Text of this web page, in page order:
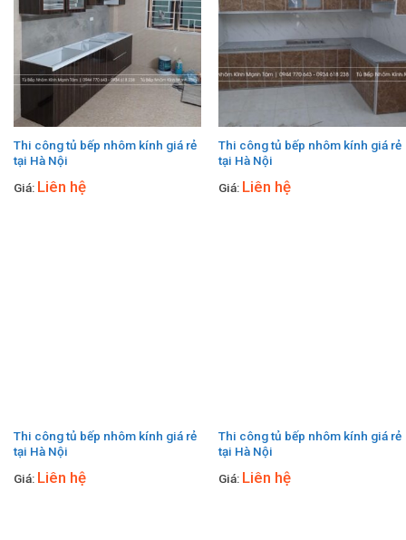
Thi công tủ bếp nhôm kính giá rẻ
tại Hà Nội
Giá: Liên hệ
Thi công tủ bếp nhôm kính giá rẻ
tại Hà Nội
Giá: Liên hệ
Thi công tủ bếp nhôm kính giá rẻ
tại Hà Nội
Giá: Liên hệ
Thi công tủ bếp nhôm kính giá rẻ
tại Hà Nội
Giá: Liên hệ